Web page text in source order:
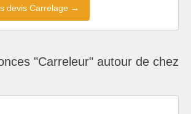
devis Carrelage →
"Carreleur" autour de chez